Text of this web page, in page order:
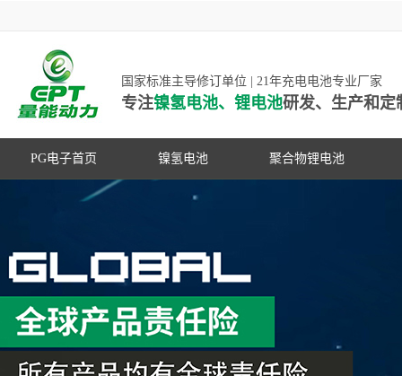
国家标准主导修订单位 | 21年充电电池专业厂家
专注镍氢电池、锂电池研发、生产和定
PG电子首页 镍氢电池 聚合物锂电池
高容量镍氢电池
超低自放电镍氢电池
动力镍氢电池
常规镍氢电池
PG游戏官网是镍氢电池国家标准主导
修订单位，并参与多项锂电池行业国
家标准的制定